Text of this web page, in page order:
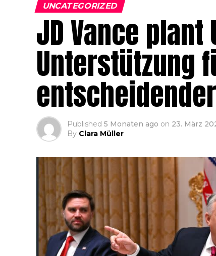
UNCATEGORIZED
JD Vance plant
Unterstützung
Published 5 Monaten ago on 23. März
By Clara Müller